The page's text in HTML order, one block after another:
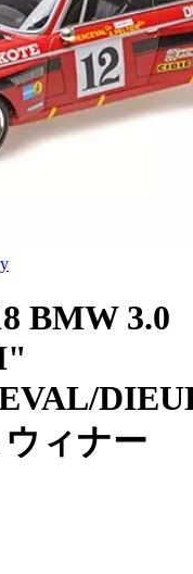
BMW 3.0
ウィナー